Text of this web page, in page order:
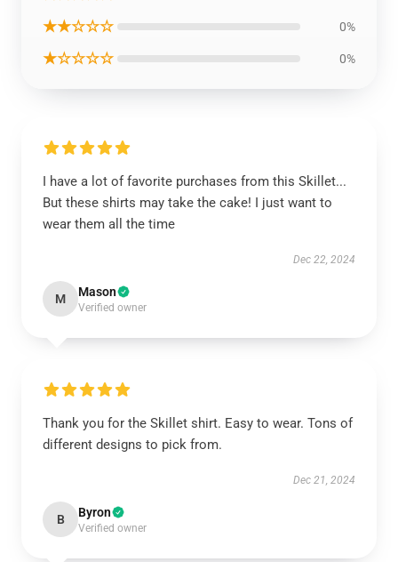
★★☆☆☆ 0%
★☆☆☆☆ 0%
I have a lot of favorite purchases from this Skillet...
But these shirts may take the cake! I just want to
wear them all the time
Dec 22, 2024
M Mason
Verified owner
Thank you for the Skillet shirt. Easy to wear. Tons of
different designs to pick from.
Dec 21, 2024
B Byron
Verified owner